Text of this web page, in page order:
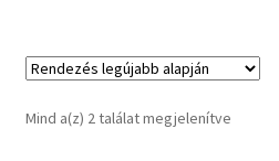
Mind a(z) 2 találat megjelenítveSorted